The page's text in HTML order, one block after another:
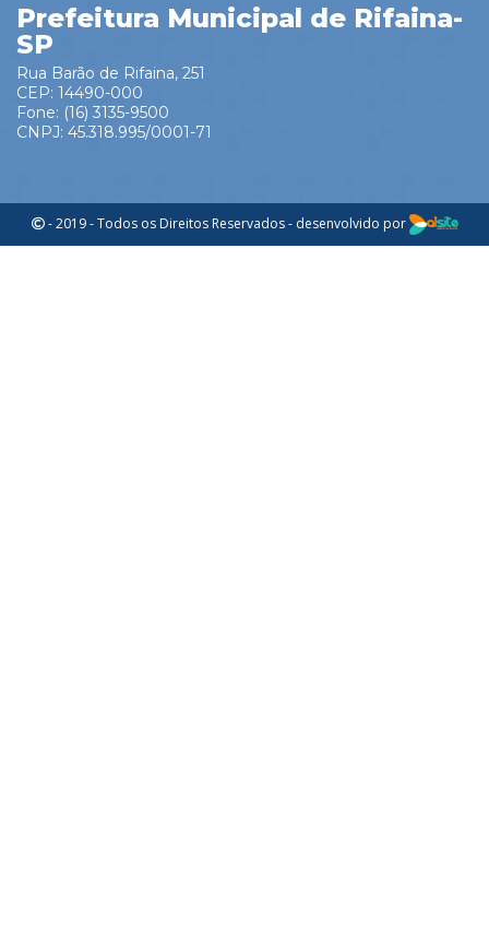
Prefeitura Municipal de Rifaina-
SP
Rua Barão de Rifaina, 251
CEP: 14490-000
Fone: (16) 3135-9500
CNPJ: 45.318.995/0001-71
- 2019 - Todos os Direitos Reservados - desenvolvido por